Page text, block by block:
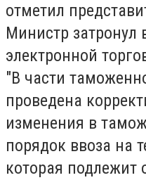
отметил
Министр затронул
электронной
"В части
проведена
изменения в
порядок ввоза на
которая подлежит